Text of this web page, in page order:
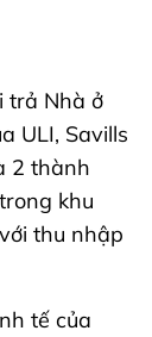
trả Nhà ở
ULI, Savills
2 thành
khu
thu nhập
tế của